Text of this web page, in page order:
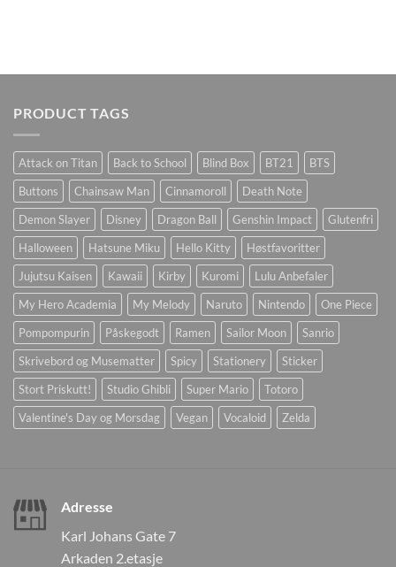
PRODUCT TAGS
Attack on Titan Back to School Blind Box BT21
BTS
Buttons
Chainsaw Man Cinnamoroll
Death Note
Demon Slayer
Disney Dragon Ball Genshin Impact
Glutenfri
Halloween
Hatsune Miku Hello Kitty
Høstfavoritter
Jujutsu Kaisen
Kawaii Kirby Kuromi
Lulu Anbefaler
My Hero Academia
My Melody Naruto Nintendo
One Piece
Pompompurin
Påskegodt Ramen Sailor Moon
Sanrio
Skrivebord og Musematter
Spicy Stationery
Sticker
Stort Priskutt!
Studio Ghibli Super Mario
Totoro
Valentine's Day og Morsdag
Vegan Vocaloid Zelda
Adresse
Karl Johans Gate 7
Arkaden 2.etasje